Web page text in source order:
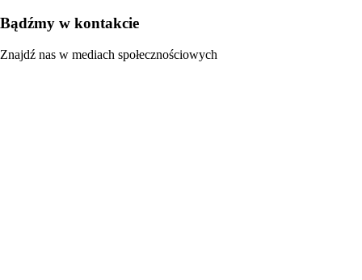
Bądźmy w kontakcie
Znajdź nas w mediach społecznościowych